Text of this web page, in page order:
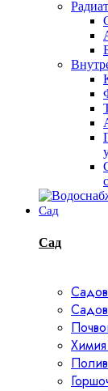
Сад
Сад
Полив